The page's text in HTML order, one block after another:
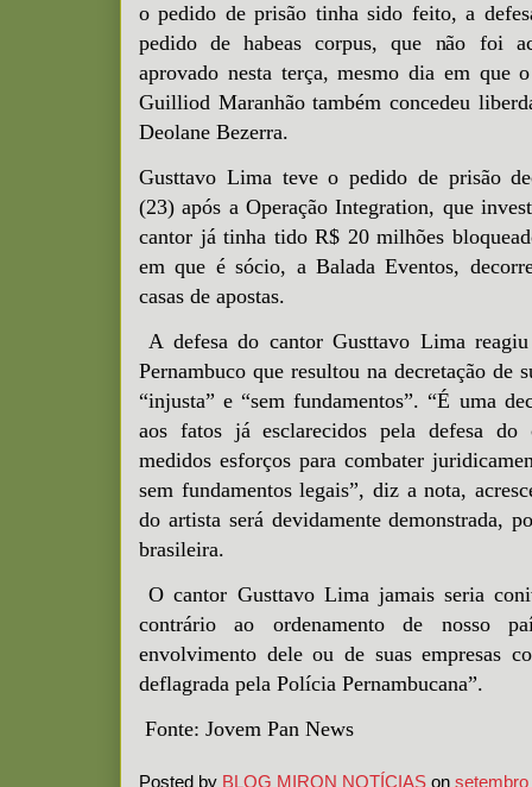
o pedido de prisão tinha sido feito, a
pedido de habeas corpus, que não foi
aprovado nesta terça, mesmo dia em que
Guilliod Maranhão também concedeu
Deolane Bezerra.
Gusttavo Lima teve o pedido de prisão
(23) após a Operação Integration, que
cantor já tinha tido R$ 20 milhões
em que é sócio, a Balada Eventos,
casas de apostas.
A defesa do cantor Gusttavo Lima
Pernambuco que resultou na decretação de
“injusta” e “sem fundamentos”. “É uma
aos fatos já esclarecidos pela defesa
medidos esforços para combater
sem fundamentos legais”, diz a nota,
do artista será devidamente demonstrada,
brasileira.
O cantor Gusttavo Lima jamais seria
contrário ao ordenamento de nosso
envolvimento dele ou de suas empresas
deflagrada pela Polícia Pernambucana”.
Fonte: Jovem Pan News
Posted by BLOG MIRON NOTÍCIAS on setembro